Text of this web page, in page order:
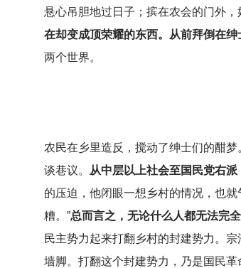
悬心吊胆地过日子；摈在农会的门外，
在却变成顶荣耀的东西。从前拜倒在
两个世界。
农民在乡里造反，搅动了绅士们的酣
谈巷议。
从中层以上社会至国民党右
的压迫，他闭眼一想乡村的情况，也
糟。”总而言之，无论什么人都无法完全
民主势力起来打翻乡村的封建势力。
墙脚。打翻这个封建势力，乃是国民革